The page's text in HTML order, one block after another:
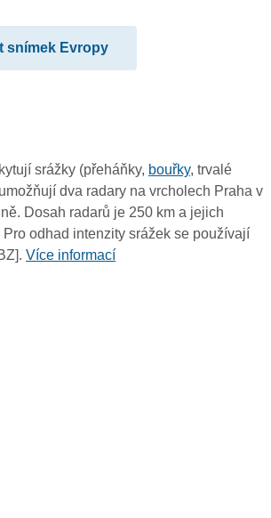
07:20
07:10
07:00
06:50
snímek Evropy
srážky (přeháňky, bouřky, trvalé
dva radary na vrcholech Praha v
Dosah radarů je 250 km a jejich
odhad intenzity srážek se používají
Více informací